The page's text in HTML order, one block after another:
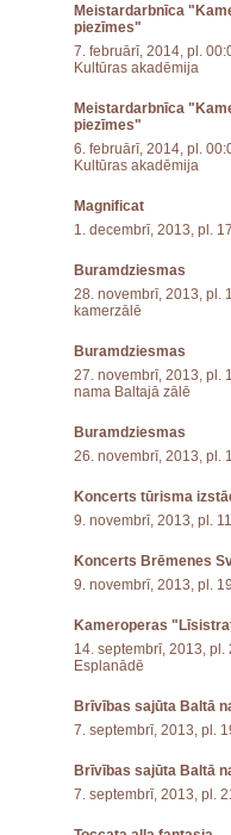
Meistardarbnīca
piezīmes"
7. februārī, 2014, pl.
Kultūras akadēmija
Meistardarbnīca
piezīmes"
6. februārī, 2014, pl.
Kultūras akadēmija
Magnificat
1. decembrī, 2013, pl.
Buramdziesmas
28. novembrī, 2013, pl.
kamerzālē
Buramdziesmas
27. novembrī, 2013, pl.
nama Baltajā zālē
Buramdziesmas
26. novembrī, 2013, pl.
Koncerts tūrisma
9. novembrī, 2013, pl.
Koncerts Brēmenes
9. novembrī, 2013, pl.
Kameroperas
14. septembrī, 2013,
Esplanādē
Brīvības sajūta Baltā
7. septembrī, 2013, pl.
Brīvības sajūta Baltā
7. septembrī, 2013, pl.